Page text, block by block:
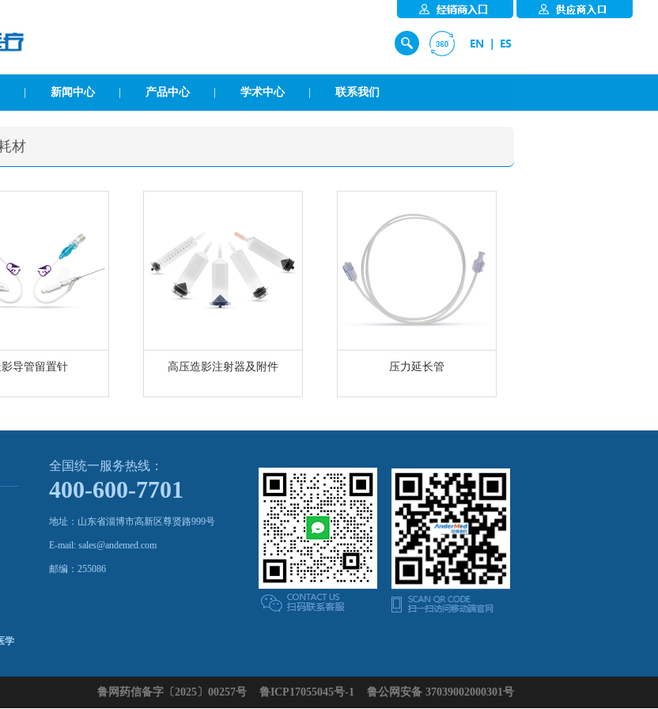
新闻中心 产品中心 学术中心 联系我们
材
影导管留置针 高压造影注射器及附件 压力延长管
全国统一服务热线：
400-600-7701
地址：山东省淄博市高新区尊贤路999号
E-mail: sales@andemed.com
邮编：255086
学
鲁网药信备字〔2025〕00257号 鲁ICP17055045号-1 鲁公网安备 37039002000301号